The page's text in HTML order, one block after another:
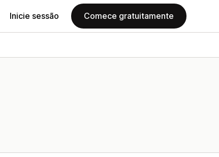
Inicie sessão Comece gratuitamente